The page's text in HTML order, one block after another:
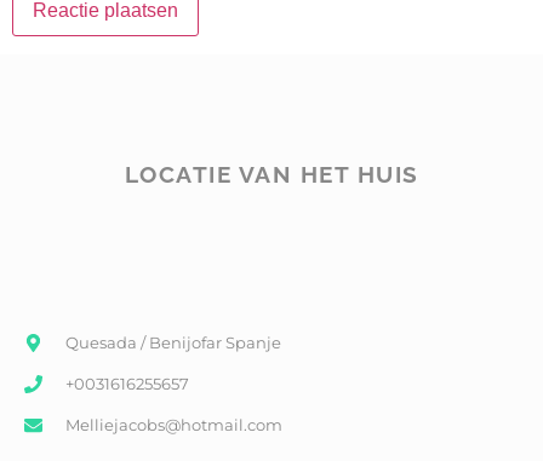
LOCATIE VAN HET HUIS
Quesada / Benijofar Spanje
+0031616255657
Melliejacobs@hotmail.com